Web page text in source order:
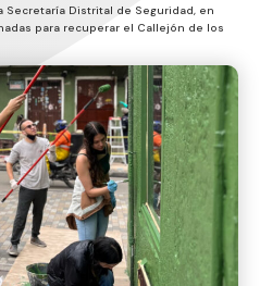
Secretaría Distrital de Seguridad, en
para recuperar el Callejón de los